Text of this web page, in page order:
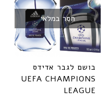
חסר במלאי
בושם לגבר אדידס
UEFA CHAMPIONS
LEAGUE